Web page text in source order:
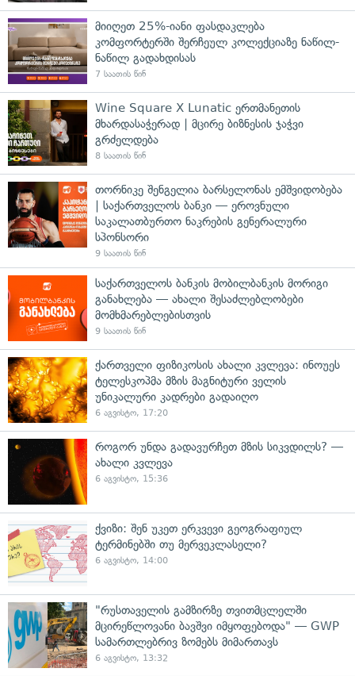
მიიღეთ 25%-იანი ფასდაკლება
კომფორტერში შერჩეულ კოლექციაზე ნაწილ-
ნაწილ გადახდისას
7 საათის წინ
Wine Square X Lunatic ერთმანეთის
მხარდასაჭერად | მცირე ბიზნესის ჯაჭვი
გრძელდება
8 საათის წინ
თორნიკე შენგელია ბარსელონას ემშვიდობება
| საქართველოს ბანკი — ეროვნული
საკალათბურთო ნაკრების გენერალური
სპონსორი
9 საათის წინ
საქართველოს ბანკის მობილბანკის მორიგი
განახლება — ახალი შესაძლებლობები
მომხმარებლებისთვის
9 საათის წინ
ქართველი ფიზიკოსის ახალი კვლევა: ინოუეს
ტელესკოპმა მზის მაგნიტური ველის
უნიკალური კადრები გადაიღო
6 აგვისტო, 17:20
როგორ უნდა გადავურჩეთ მზის სიკვდილს? —
ახალი კვლევა
6 აგვისტო, 15:36
ქვიზი: შენ უკეთ ერკვევი გეოგრაფიულ
ტერმინებში თუ მერვეკლასელი?
6 აგვისტო, 14:00
"რუსთაველის გამზირზე თვითმცლელში
მცირეწლოვანი ბავშვი იმყოფებოდა" — GWP
სამართლებრივ ზომებს მიმართავს
6 აგვისტო, 13:32